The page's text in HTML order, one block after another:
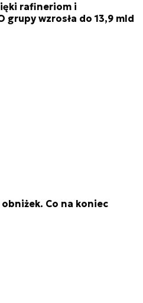
rafineriom i
grupy wzrosła do 13,9 mld
Co na koniec